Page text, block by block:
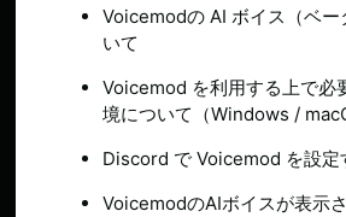
Voicemodの AI ボイス（ベー
いて
Voicemod を利用する上で必
境について（Windows /
Discord で Voicemod を設定
VoicemodのAIボイスが表示さ